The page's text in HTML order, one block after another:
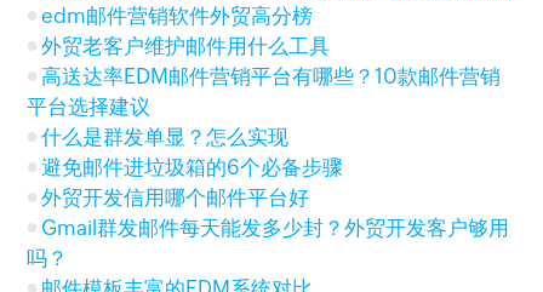
edm邮件营销软件外贸高分榜
外贸老客户维护邮件用什么工具
高送达率EDM邮件营销平台有哪些？10款邮件营销
平台选择建议
什么是群发单显？怎么实现
避免邮件进垃圾箱的6个必备步骤
外贸开发信用哪个邮件平台好
Gmail群发邮件每天能发多少封？外贸开发客户够用
吗？